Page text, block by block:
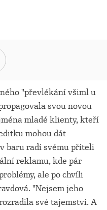
"převlékání všiml u
svou novou
mladé klienty, kteří
mohou dát
baru radí svému příteli
reklamu, kde pár
ale po chvíli
"Nejsem jeho
své tajemství. A